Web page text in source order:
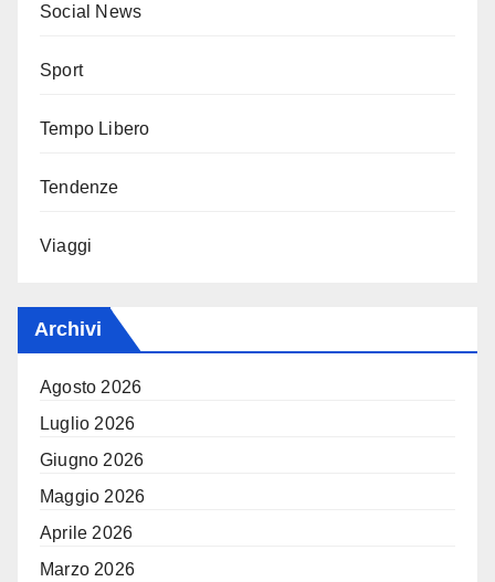
Social News
Sport
Tempo Libero
Tendenze
Viaggi
Archivi
Agosto 2026
Luglio 2026
Giugno 2026
Maggio 2026
Aprile 2026
Marzo 2026